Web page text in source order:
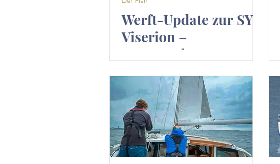
Werft-Update zur SY
Viserion –
Innenausbau,
Rumpfarbeiten und
viele kleine Schritte
Richtung Wasser